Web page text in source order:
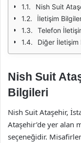
Nish Suit
İletişim
Telefon
Diğer İletişim
Nish Suit
Bilgileri
Nish Suit Ataşehir,
Ataşehir’de yer alan
seçeneğidir.